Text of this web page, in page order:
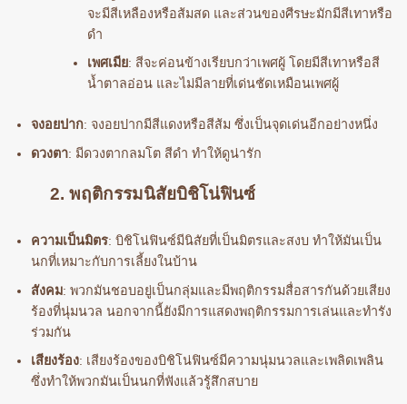
จะมีสีเหลืองหรือส้มสด และส่วนของศีรษะมักมีสีเทาหรือ
ดำ
เพศเมีย: สีจะค่อนข้างเรียบกว่าเพศผู้ โดยมีสีเทาหรือสี
น้ำตาลอ่อน และไม่มีลายที่เด่นชัดเหมือนเพศผู้
จงอยปาก: จงอยปากมีสีแดงหรือสีส้ม ซึ่งเป็นจุดเด่นอีกอย่างหนึ่ง
ดวงตา: มีดวงตากลมโต สีดำ ทำให้ดูน่ารัก
2. พฤติกรรมนิสัยบิชิโน่ฟินซ์
ความเป็นมิตร: บิชิโน่ฟินซ์มีนิสัยที่เป็นมิตรและสงบ ทำให้มันเป็น
นกที่เหมาะกับการเลี้ยงในบ้าน
สังคม: พวกมันชอบอยู่เป็นกลุ่มและมีพฤติกรรมสื่อสารกันด้วยเสียง
ร้องที่นุ่มนวล นอกจากนี้ยังมีการแสดงพฤติกรรมการเล่นและทำรัง
ร่วมกัน
เสียงร้อง: เสียงร้องของบิชิโน่ฟินซ์มีความนุ่มนวลและเพลิดเพลิน
ซึ่งทำให้พวกมันเป็นนกที่ฟังแล้วรู้สึกสบาย